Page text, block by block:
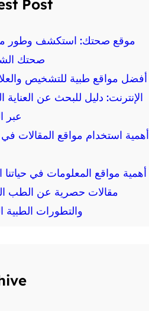
Post
موقع صحتك: استكشف وطور
صحتك
أفضل مواقع طبية للتشخيص
الإنترنت: دليل للبحث عن العناية
عبر
أهمية استخدام مواقع المقالات في
أهمية مواقع المعلومات في حياتنا
مقالات حصرية عن الطب
والتطورات الطبية